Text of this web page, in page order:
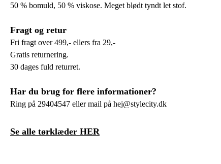
50 % bomuld, 50 % viskose. Meget blødt tyndt let stof.
Fragt og retur
Fri fragt over 499,- ellers fra 29,-
Gratis returnering.
30 dages fuld returret.
Har du brug for flere informationer?
Ring på 29404547 eller mail på hej@stylecity.dk
Se alle tørklæder HER